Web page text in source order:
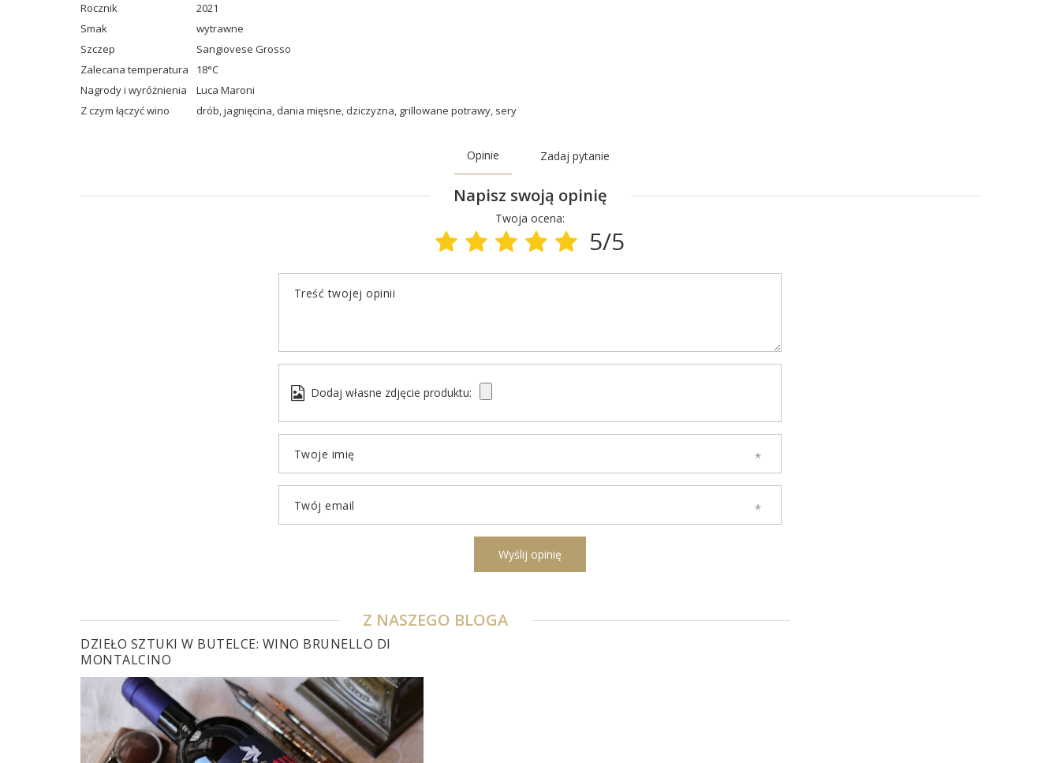
Rocznik
2021
Smak
wytrawne
Szczep
Sangiovese Grosso
Zalecana temperatura
18°C
Nagrody i wyróżnienia
Luca Maroni
Z czym łączyć wino
drób,jagnięcina, dania mięsne, dziczyzna, grillowane potrawy, sery
Opinie Zadaj pytanie
Napisz swoją opinię
Twoja ocena:
5/5
Treść twojej opinii
Dodaj własne zdjęcie produktu:
Twoje imię
Twój email
Wyślij opinię
Z NASZEGO BLOGA
DZIEŁO SZTUKI W BUTELCE: WINO BRUNELLO DI
MONTALCINO